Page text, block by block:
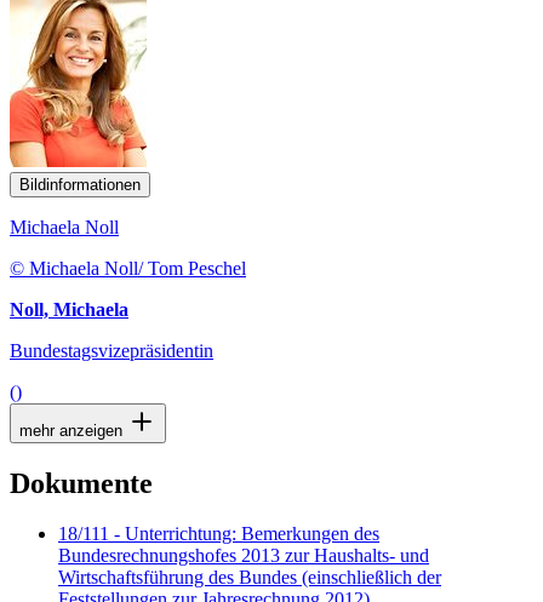
Bildinformationen
Michaela Noll
© Michaela Noll/ Tom Peschel
Noll, Michaela
Bundestagsvizepräsidentin
()
mehr anzeigen
Dokumente
18/111 - Unterrichtung: Bemerkungen des
Bundesrechnungshofes 2013 zur Haushalts- und
Wirtschaftsführung des Bundes (einschließlich der